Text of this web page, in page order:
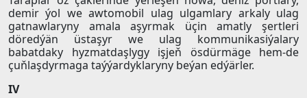
demir ýol we awtomobil ulag ulgamlary arkaly ulag
gatnawlaryny amala aşyrmak üçin amatly şertleri
döredýän üstaşyr we ulag kommunikasiýalary
babatdaky hyzmatdaşlygy işjeň ösdürmäge hem-de
çuňlaşdyrmaga taýýardyklaryny beýan edýärler.
IV